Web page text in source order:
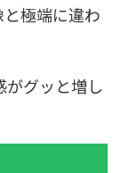
極端に違わ
がグッと増し